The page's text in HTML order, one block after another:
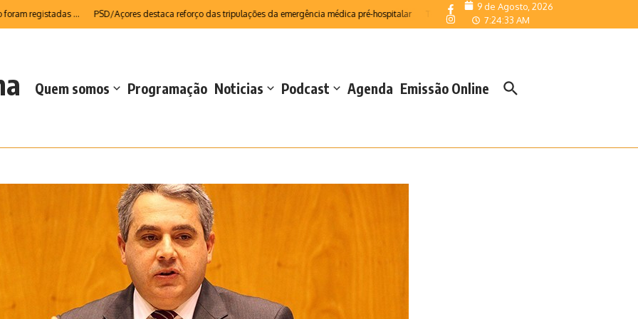
... PSD/Açores destaca reforço das tripulações da emergência médica pré-hospitalar Telemonitorização reforça resposta das Salas de
9 de Agosto, 2026
7:24:35 AM
Quem somos Programação Noticias Podcast Agenda Emissão Online